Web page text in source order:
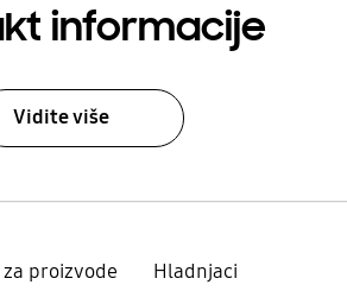
informacije
Vidite više
proizvode
Hladnjaci